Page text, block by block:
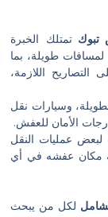
بما
نقل
أي